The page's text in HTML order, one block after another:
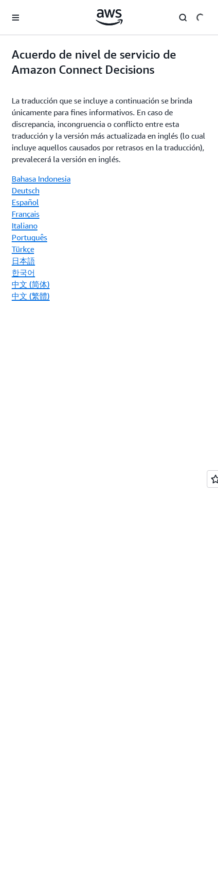
Acuerdo de nivel de servicio de
Amazon Connect Decisions
La traducción que se incluye a continuación se brinda
únicamente para fines informativos. En caso de
discrepancia, incongruencia o conflicto entre esta
traducción y la versión más actualizada en inglés (lo cual
incluye aquellos causados por retrasos en la traducción),
prevalecerá la versión en inglés.
Bahasa Indonesia
Deutsch
Español
Français
Italiano
Português
Türkçe
日本語
한국어
中文 (简体)
中文 (繁體)